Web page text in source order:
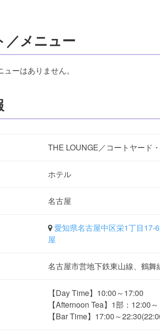
／メニュー
ーはありません。
THE LOUNGE／コートヤード
ホテル
名古屋
愛知県名古屋中区栄1丁目17-
屋
名古屋市営地下鉄東山線、鶴舞
【Day Time】10:00～17:00
【Afternoon Tea】1部：12:00
【Bar Time】17:00～